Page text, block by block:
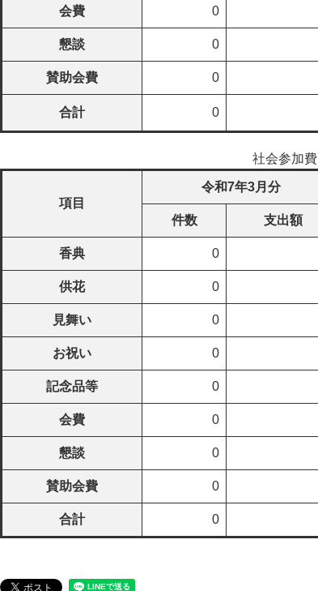
会費 0
懇談 0
賛助会費 0
合計 0
社会参加費
項目
令和7年3月分
件数 支出額
香典 0
供花 0
見舞い 0
お祝い 0
記念品等 0
会費 0
懇談 0
賛助会費 0
合計 0